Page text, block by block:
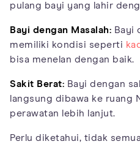
pulang bayi yang lahir
Bayi dengan Masalah: Bayi
memiliki kondisi seperti
bisa menelan dengan baik.
Sakit Berat: Bayi dengan
langsung dibawa ke ruang
perawatan lebih lanjut.
Perlu diketahui, tidak